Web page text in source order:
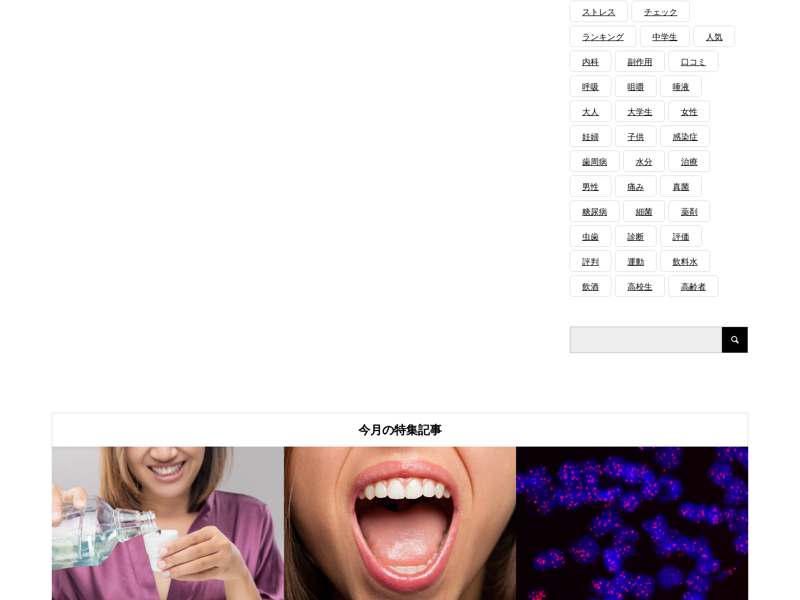
ストレス チェック
ランキング 中学生 人気
内科 副作用 口コミ
呼吸 咀嚼 唾液
大人 大学生 女性
妊婦 子供 感染症
歯周病 水分 治療
男性 痛み 真菌
糖尿病 細菌 薬剤
虫歯 診断 評価
評判 運動 飲料水
飲酒 高校生 高齢者
今月の特集記事